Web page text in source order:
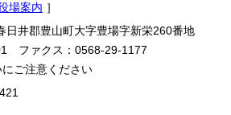
場案内 ］
井郡豊山町大字豊場字新栄260番地
ファクス：0568-29-1177
ご注意ください